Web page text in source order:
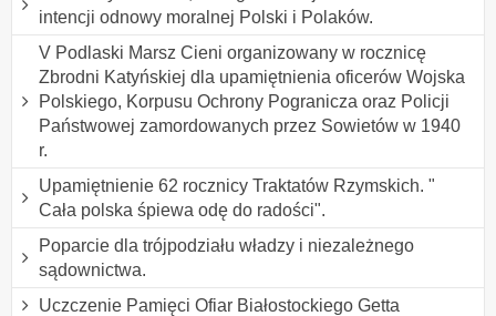
intencji odnowy moralnej Polski i Polaków.
V Podlaski Marsz Cieni organizowany w rocznicę
Zbrodni Katyńskiej dla upamiętnienia oficerów Wojska
Polskiego, Korpusu Ochrony Pogranicza oraz Policji
Państwowej zamordowanych przez Sowietów w 1940
r.
Upamiętnienie 62 rocznicy Traktatów Rzymskich. "
Cała polska śpiewa odę do radości".
Poparcie dla trójpodziału władzy i niezależnego
sądownictwa.
Uczczenie Pamięci Ofiar Białostockiego Getta